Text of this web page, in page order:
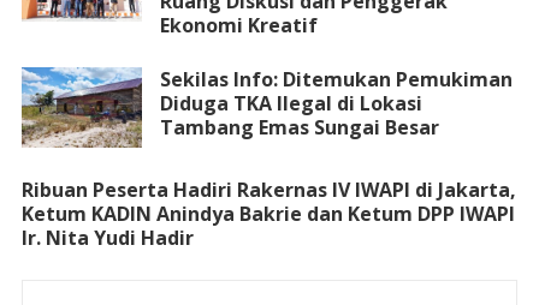
Ekonomi Kreatif
Sekilas Info: Ditemukan Pemukiman
Diduga TKA Ilegal di Lokasi
Tambang Emas Sungai Besar
Ribuan Peserta Hadiri Rakernas IV IWAPI di Jakarta,
Ketum KADIN Anindya Bakrie dan Ketum DPP IWAPI
Ir. Nita Yudi Hadir